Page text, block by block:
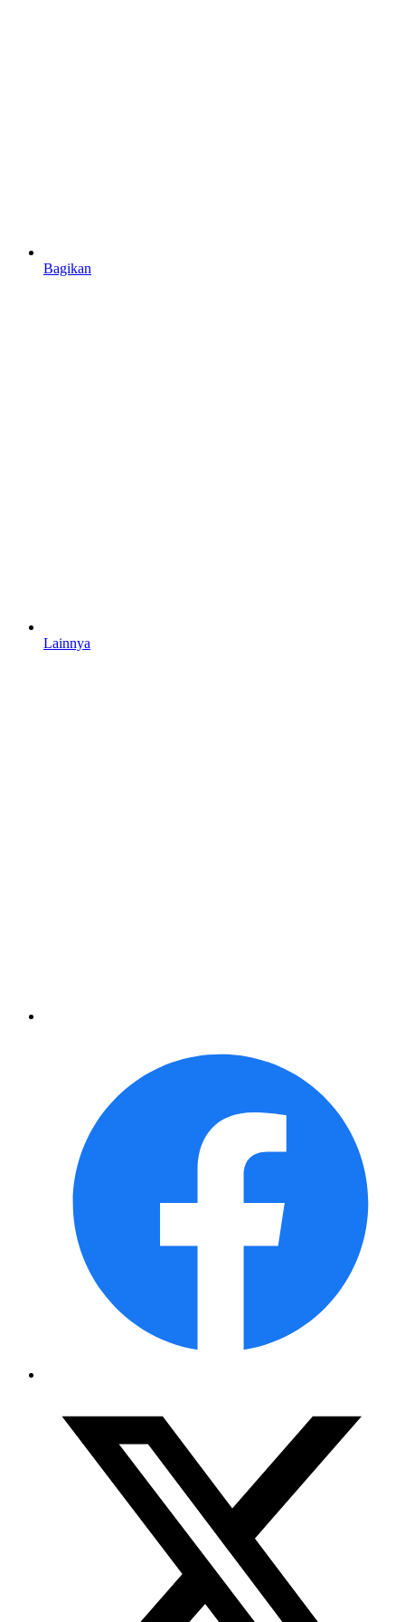
Bagikan
Lainnya